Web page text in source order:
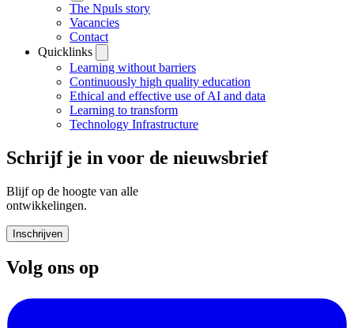
The Npuls story
Vacancies
Contact
Quicklinks
Learning without barriers
Continuously high quality education
Ethical and effective use of AI and data
Learning to transform
Technology Infrastructure
Schrijf je in voor de nieuwsbrief
Blijf op de hoogte van alle
ontwikkelingen.
Inschrijven
Volg ons op